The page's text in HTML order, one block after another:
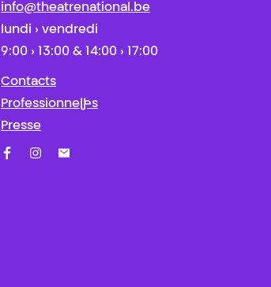
info@theatrenational.be
lundi › vendredi
9:00 › 13:00 & 14:00 › 17:00
Contacts
Professionnel·les
Presse